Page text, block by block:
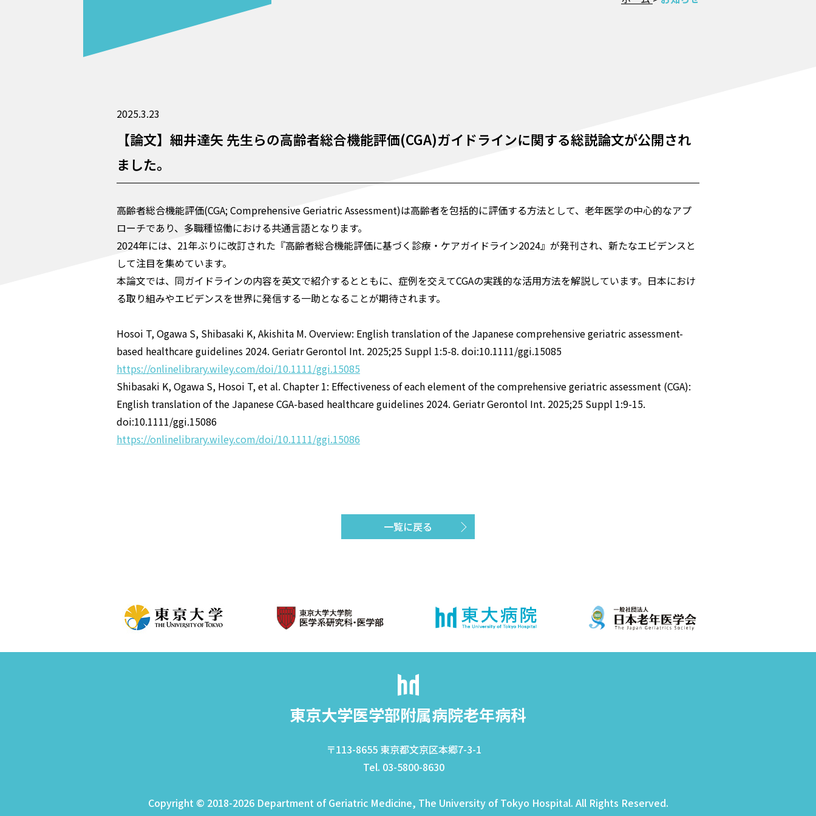
2025.3.23
【論文】細井達矢 先生らの高齢者総合機能評価(CGA)ガイドラインに関する総説論文が公開され
ました。
高齢者総合機能評価(CGA; Comprehensive Geriatric Assessment)は高齢者を包括的に評価する方法として、老年医学の中心的なアプ
ローチであり、多職種協働における共通言語となります。
2024年には、21年ぶりに改訂された『高齢者総合機能評価に基づく診療・ケアガイドライン2024』が発刊され、新たなエビデンスと
して注目を集めています。
本論文では、同ガイドラインの内容を英文で紹介するとともに、症例を交えてCGAの実践的な活用方法を解説しています。日本におけ
る取り組みやエビデンスを世界に発信する一助となることが期待されます。
Hosoi T, Ogawa S, Shibasaki K, Akishita M. Overview: English translation of the Japanese comprehensive geriatric assessment-
based healthcare guidelines 2024. Geriatr Gerontol Int. 2025;25 Suppl 1:5-8. doi:10.1111/ggi.15085
https://onlinelibrary.wiley.com/doi/10.1111/ggi.15085
Shibasaki K, Ogawa S, Hosoi T, et al. Chapter 1: Effectiveness of each element of the comprehensive geriatric assessment (CGA):
English translation of the Japanese CGA-based healthcare guidelines 2024. Geriatr Gerontol Int. 2025;25 Suppl 1:9-15.
doi:10.1111/ggi.15086
https://onlinelibrary.wiley.com/doi/10.1111/ggi.15086
一覧に戻る
東京大学医学部附属病院老年病科
〒113-8655 東京都文京区本郷7-3-1
Tel. 03-5800-8630
Copyright © 2018-2026 Department of Geriatric Medicine, The University of Tokyo Hospital. All Rights Reserved.